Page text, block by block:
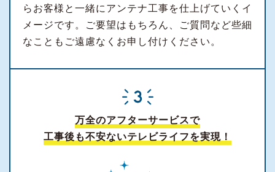
らお客様と一緒にアンテナ工事を仕上げていくイ
メージです。ご要望はもちろん、ご質問など些細
なこともご遠慮なくお申し付けください。
万全のアフターサービスで
工事後も不安ないテレビライフを実現！